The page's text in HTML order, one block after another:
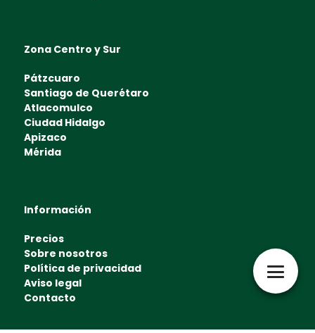
Zona Centro y Sur
Pátzcuaro
Santiago de Querétaro
Atlacomulco
Ciudad Hidalgo
Apizaco
Mérida
Información
Precios
Sobre nosotros
Política de privacidad
Aviso legal
Contacto